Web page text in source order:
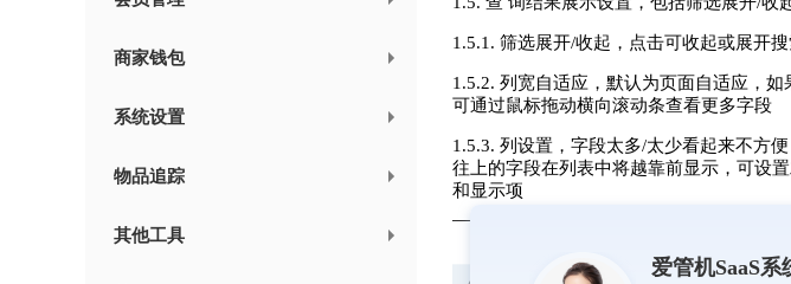
爱管机SaaS系
商家钱包
系统设置
物品追踪
其他工具
1.5.1. 筛选展开/收起，点击可收起或展开
1.5.2. 列宽自适应，默认为页面自适应，
可通过鼠标拖动横向滚动条查看更多字段
1.5.3. 列设置，字段太多/太少看起来不方
往上的字段在列表中将越靠前显示，可设
和显示项